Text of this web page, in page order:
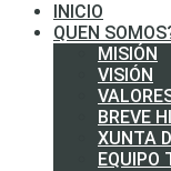
INICIO
QUEN
MISIÓN
VISIÓN
BREVE
XUNTA
EQUIPO